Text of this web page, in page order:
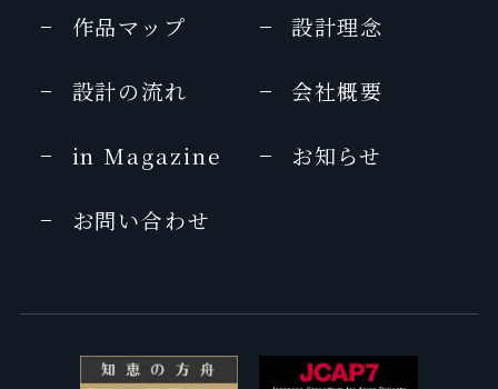
作品マップ 設計理念
設計の流れ 会社概要
in Magazine お知らせ
お問い合わせ